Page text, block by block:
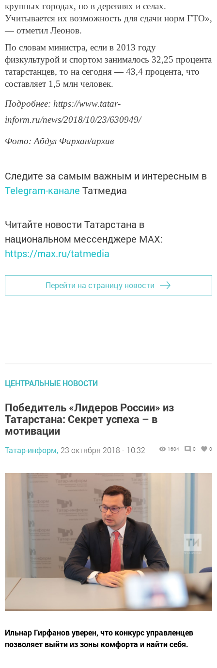
крупных городах, но в деревнях и селах.
Учитывается их возможность для сдачи норм ГТО»,
— отметил Леонов.
По словам министра, если в 2013 году
физкультурой и спортом занималось 32,25 процента
татарстанцев, то на сегодня — 43,4 процента, что
составляет 1,5 млн человек.
Подробнее: https://www.tatar-
inform.ru/news/2018/10/23/630949/
Фото: Абдул Фархан/архив
Следите за самым важным и интересным в
Telegram-канале Татмедиа
Читайте новости Татарстана в
национальном мессенджере MАХ:
https://max.ru/tatmedia
Перейти на страницу новости
ЦЕНТРАЛЬНЫЕ НОВОСТИ
Победитель «Лидеров России» из
Татарстана: Секрет успеха – в
мотивации
Татар-информ, 23 октября 2018 - 10:32 1604 0 0
Ильнар Гирфанов уверен, что конкурс управленцев
позволяет выйти из зоны комфорта и найти себя.